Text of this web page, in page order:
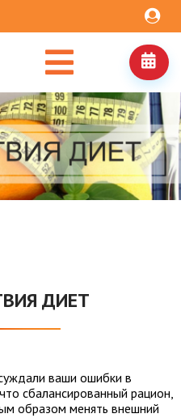
ДИЕТ
ваши ошибки в
сбалансированный рацион,
образом менять внешний